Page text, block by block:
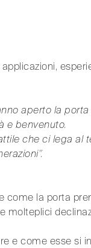
aperto la
e benvenuto.
che ci lega al
come la porta
molteplici
e come esse si